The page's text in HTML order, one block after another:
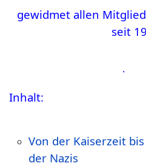
gewidmet allen
seit
·
Inhalt:
Von der Kaiserzeit
der Nazis